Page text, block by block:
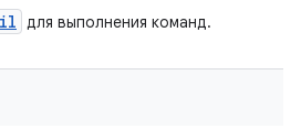
для выполнения команд.